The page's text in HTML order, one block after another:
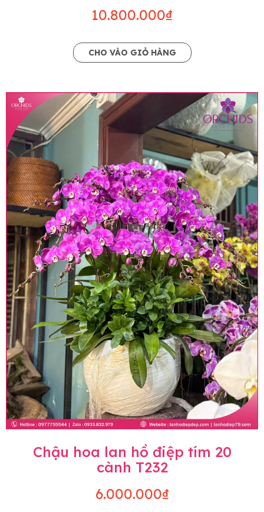
10.800.000₫
CHO VÀO GIỎ HÀNG
Chậu hoa lan hồ điệp tím 20
cành T232
6.000.000₫